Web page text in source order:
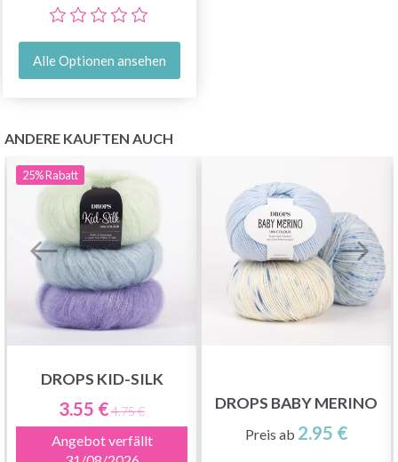
Alle Optionen ansehen
ANDERE KAUFTEN AUCH
25%Rabatt
DROPS KID-SILK
3.55 €4.75 €
Angebot verfällt
DROPS BABY MERINO
Preis ab 2.95 €